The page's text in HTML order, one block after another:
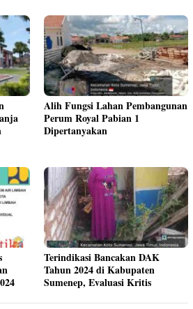
Alih Fungsi Lahan Pembangunan
Perum Royal Pabian 1
Dipertanyakan
Terindikasi Bancakan DAK
Tahun 2024 di Kabupaten
Sumenep, Evaluasi Kritis